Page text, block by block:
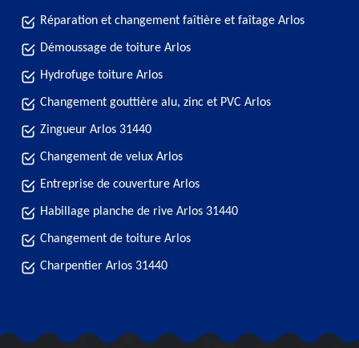
Réparation et changement faîtière et faîtage Arlos
Démoussage de toiture Arlos
Hydrofuge toiture Arlos
Changement gouttière alu, zinc et PVC Arlos
Zingueur Arlos 31440
Changement de velux Arlos
Entreprise de couverture Arlos
Habillage planche de rive Arlos 31440
Changement de toiture Arlos
Charpentier Arlos 31440